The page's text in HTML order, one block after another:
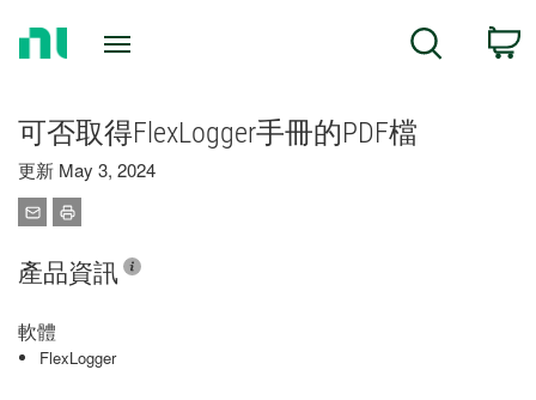
Search
可否取得FlexLogger手冊的PDF檔
更新 May 3, 2024
產品資訊
軟體
FlexLogger